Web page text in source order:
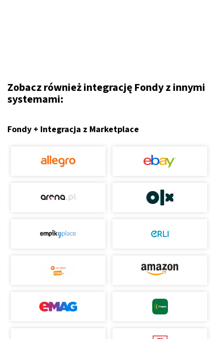
Zobacz również integrację Fondy z innymi
systemami:
Fondy + Integracja z Marketplace